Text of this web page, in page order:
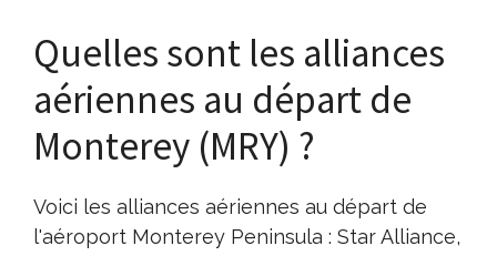
Quelles sont les alliances
aériennes au départ de
Monterey (MRY) ?
Voici les alliances aériennes au départ de
l'aéroport Monterey Peninsula : Star Alliance,